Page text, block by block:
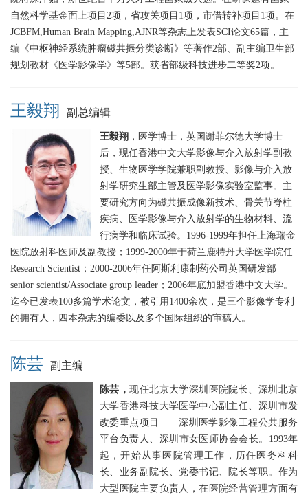
自然科学基金面上项目 2项，省攻关项目1项，市借转补项目1项。在
JCBFM,Human Brain Mapping,AJNR等杂志上发表SCI论文65篇，主
编《中枢神经系统肿瘤磁共振分类诊断》等著作2部、副主编卫生部
规划教材《医学影像学》等5部。获省部级科技进步二等奖2项。
王毅翔 副总编辑
王毅翔 ，医学博士，英国谢菲尔德大学博士
后，现任香港中文大学影像与介入放射学副教
授、生物医学学院兼职副教授、影像与介入放
射学研究生部主管及医学影像实验室监事。主
要研究方向为磁共振成像新技术、骨关节脊柱
疾病、医学影像与介入放射学的生物材料、流
行病学和临床试验。1996-1999年担任上海瑞金
医院放射科医师及副教授；1999-2000年于荷兰鹿特丹大学医学院任
Research Scientist；2000-2006年任阿斯利康制药公司英国研发部
senior scientist/Associate group leader；2006年底加盟香港中文大学。
迄今已发表100多篇学术论文，被引用1400余次，是三个影像学专利
的拥有人，四本杂志的编委以及多个国际组织的审稿人。
陈芸 副主编
陈芸，现任北京大学深圳医院院长、深圳北京
大学香港科技大学医学中心副主任、深圳市发
改委重点项目——深圳医学影像工程公共服务
平台负责人、深圳市女医师协会会长。1993年
起，开始从事医院管理工作，历任医务科科
长、业务副院长、党委书记、院长等职。作为
大型医院主要负责人，在医院经营管理方面有